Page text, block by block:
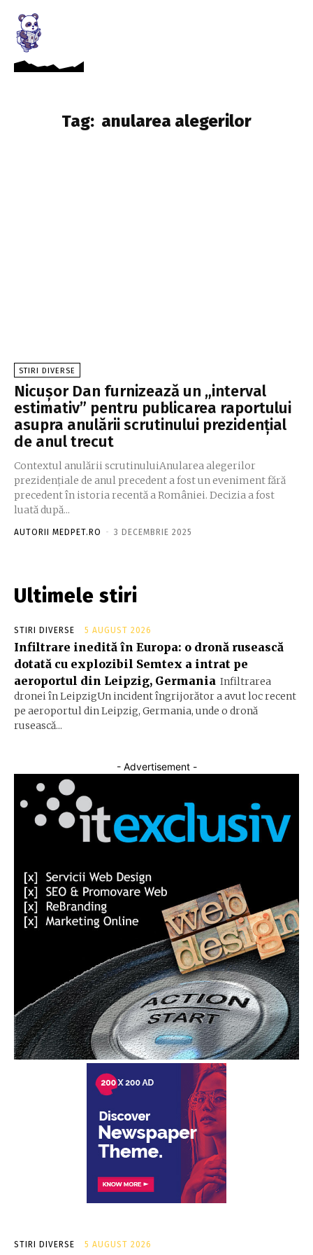
Tag: anularea alegerilor
STIRI DIVERSE
Nicușor Dan furnizează un „interval
estimativ” pentru publicarea raportului
asupra anulării scrutinului prezidențial
de anul trecut
Contextul anulării scrutinuluiAnularea alegerilor
prezidențiale de anul precedent a fost un eveniment fără
precedent în istoria recentă a României. Decizia a fost
luată după...
AUTORII MEDPET.RO - 3 DECEMBRIE 2025
Ultimele stiri
STIRI DIVERSE 5 AUGUST 2026
Infiltrare inedită în Europa: o dronă rusească
dotată cu explozibil Semtex a intrat pe
aeroportul din Leipzig, Germania Infiltrarea
dronei în LeipzigUn incident îngrijorător a avut loc recent
pe aeroportul din Leipzig, Germania, unde o dronă
rusească...
- Advertisement -
STIRI DIVERSE 5 AUGUST 2026